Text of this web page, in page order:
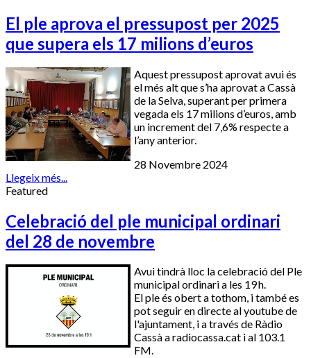
El ple aprova el pressupost per 2025
que supera els 17 milions d’euros
Aquest pressupost aprovat avui és
el més alt que s’ha aprovat a Cassà
de la Selva, superant per primera
vegada els 17 milions d’euros, amb
un increment del 7,6% respecte a
l’any anterior.
28 Novembre 2024
Llegeix més...
Featured
Celebració del ple municipal ordinari
del 28 de novembre
Avui tindrà lloc la celebració del Ple
municipal ordinari a les 19 h.
El ple és obert a tothom, i també es
pot seguir en directe al youtube de
l'ajuntament, i a través de Ràdio
Cassà a radiocassa.cat i al 103.1
FM.